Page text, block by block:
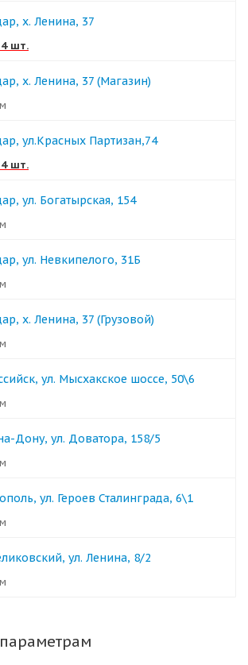
х. Ленина, 37
шт.
х. Ленина, 37 (Магазин)
ул.Красных Партизан,74
шт.
ул. Богатырская, 154
ул. Невкипелого, 31Б
х. Ленина, 37 (Грузовой)
ул. Мысхакское шоссе, 50\6
Дону, ул. Доватора, 158/5
ул. Героев Сталинграда, 6\1
ул. Ленина, 8/2